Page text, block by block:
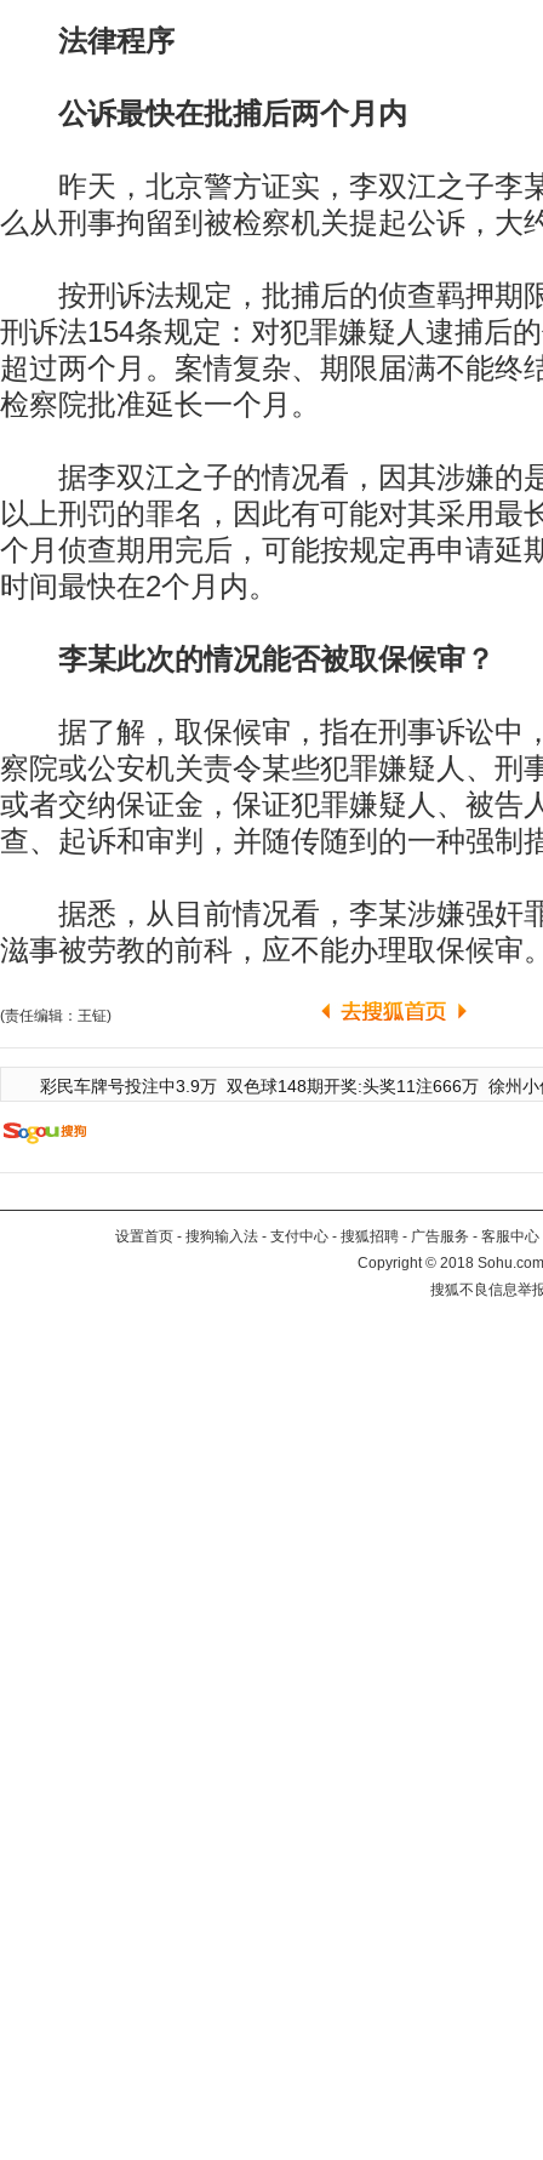
法律程序
公诉最快在批捕后两个月内
昨天，北京警方证实，李双江之子李
么从刑事拘留到被检察机关提起公诉，大
按刑诉法规定，批捕后的侦查羁押期
刑诉法154条规定：对犯罪嫌疑人逮捕后
超过两个月。案情复杂、期限届满不能终
检察院批准延长一个月。
据李双江之子的情况看，因其涉嫌的
以上刑罚的罪名，因此有可能对其采用最
个月侦查期用完后，可能按规定再申请延
时间最快在2个月内。
李某此次的情况能否被取保候审？
据了解，取保候审，指在刑事诉讼中
察院或公安机关责令某些犯罪嫌疑人、刑
或者交纳保证金，保证犯罪嫌疑人、被告
查、起诉和审判，并随传随到的一种强制
据悉，从目前情况看，李某涉嫌强奸
滋事被劳教的前科，应不能办理取保候审
(责任编辑：王钲)
彩民车牌号投注中3.9万 双色球148期开奖:头奖11注666万 徐州
设置首页 - 搜狗输入法 - 支付中心 - 搜狐招聘 - 广告服务 - 客服中心
Copyright©2018
搜狐不良信息举